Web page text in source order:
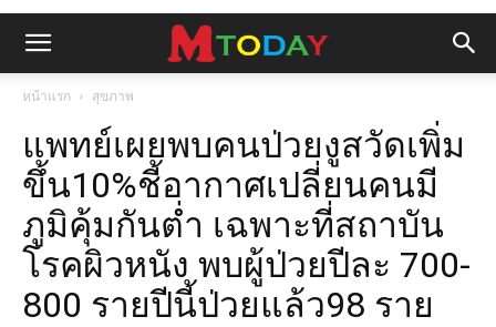
หน้าแรก สุขภาพ
แพทย์เผยพบคนป่วยงูสวัดเพิ่ม
ขึ้น10%ชี้อากาศเปลี่ยนคนมี
ภูมิคุ้มกันต่ำ เฉพาะที่สถาบัน
โรคผิวหนัง พบผู้ป่วยปีละ 700-
800 รายปีนี้ป่วยแล้ว98 ราย